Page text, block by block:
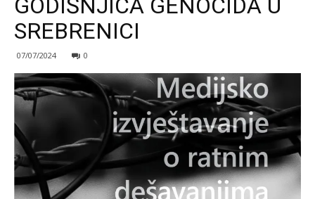
GODIŠNJICA GENOCIDA U
SREBRENICI
07/07/2024 0